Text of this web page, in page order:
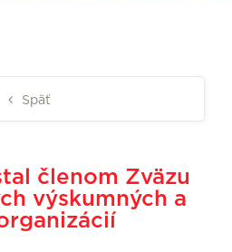
Späť
členom Zväzu
výskumných a